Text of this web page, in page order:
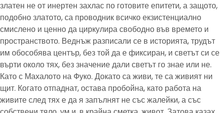
златен не от инертен захлас по готовите епитети, а защото,
подобно златото, са проводник всичко екзистенциално
смислено и ценно да циркулира свободно във времето и
пространството. Веднъж разписали се в историята, трудът
им обособява център, без той да е фиксиран, и светът си се
върти около тях, без значение дали светът го знае или не.
Като с Махалото на Фуко. Докато са живи, те са живият ни
щит. Когато отпаднат, остава пробойна, като работа на
живите след тях е да я запълнят не със жалейки, а със